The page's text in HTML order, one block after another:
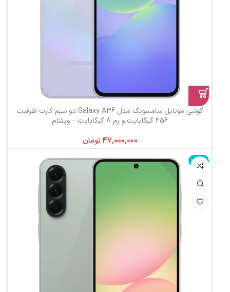
گوشی موبایل سامسونگ مدل Galaxy A36 دو سیم کارت ظرفیت
256 گیگابایت و رم 8 گیگابایت – ویتنام
تومان
ناموجود